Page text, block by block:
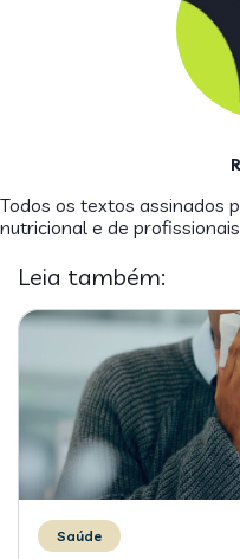
Todos os textos assinados
nutricional e de
Leia também:
Saúde